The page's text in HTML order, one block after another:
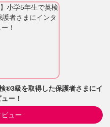
®3級を取得した保護者さまにイ
ー！
ュー